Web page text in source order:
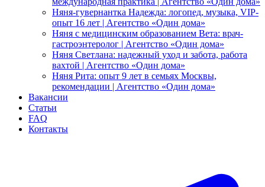
Няня-гувернантка Надежда: логопед, музыка, VIP-
опыт 16 лет | Агентство «Один дома»
Няня с медицинским образованием Вета: врач-
гастроэнтеролог | Агентство «Один дома»
Няня Светлана: надежный уход и забота, работа
вахтой | Агентство «Один дома»
Няня Рита: опыт 9 лет в семьях Москвы,
рекомендации | Агентство «Один дома»
Вакансии
Статьи
FAQ
Контакты